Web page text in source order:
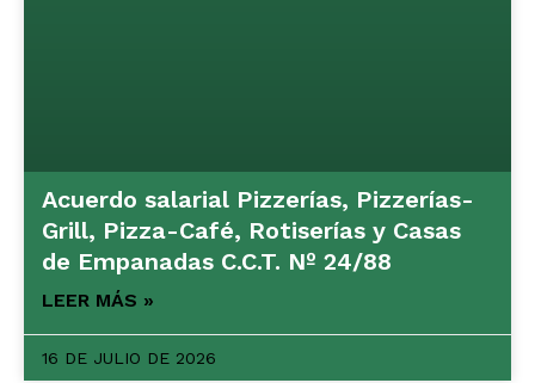
Acuerdo salarial Pizzerías, Pizzerías-
Grill, Pizza-Café, Rotiserías y Casas
de Empanadas C.C.T. Nº 24/88
LEER MÁS »
16 DE JULIO DE 2026